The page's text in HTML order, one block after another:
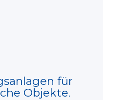
für
Objekte.